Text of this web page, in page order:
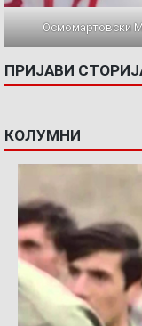
Осмомартовски
ПРИЈАВИ
КОЛУМНИ